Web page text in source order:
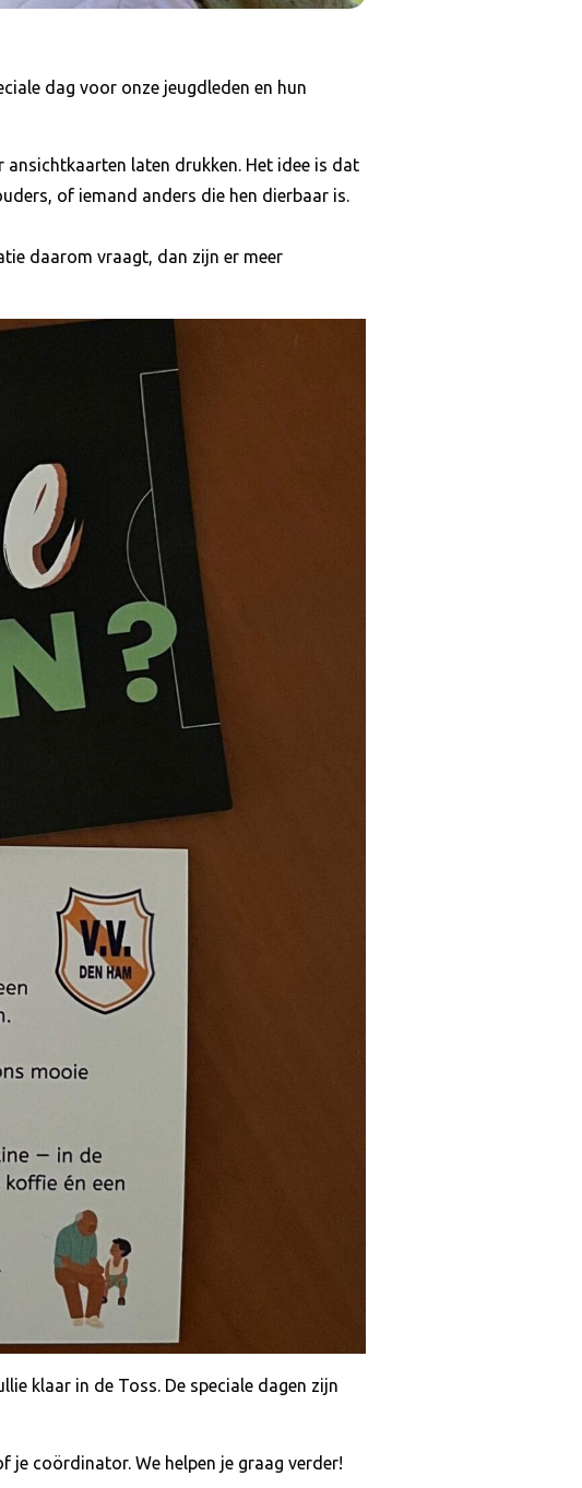
dag voor onze jeugdleden en hun
laten drukken. Het idee is dat
of iemand anders die hen dierbaar is.
daarom vraagt, dan zijn er meer
klaar in de Toss. De speciale dagen zijn
je coördinator. We helpen je graag verder!